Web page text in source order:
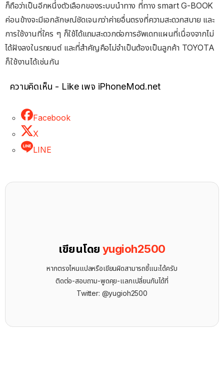
ก็ถือว่าเป็นอีกหนึ่งตัวเลือกของระบบนำทาง ที่ทาง smart G-BOOK
ค่อนข้างจะมีเอกลักษณ์ชัดเจนกว่าค่ายอื่นตรงที่ความสะดวกสบาย และ
การใช้งานที่ใคร ๆ ก็ใช้ได้แถมสะดวกต่อการอัพเดทแผนที่เนื่องจากไม่
ได้ฝังลงในรถยนต์ และที่สำคัญคือไม่จำเป็นต้องเป็นลูกค้า TOYOTA
ก็ใช้งานได้เช่นกัน
ความคิดเห็น - Like เพจ iPhoneMod.net
Facebook
X
LINE
เขียนโดยyugioh2500
หากตรงไหนแปลหรือเขียนผิดสามารถชี้แนะได้ครับ
ติดต่อ-สอบถาม-พูดคุย-แลกเปลี่ยนกันได้ที่
Twitter: @yugioh2500